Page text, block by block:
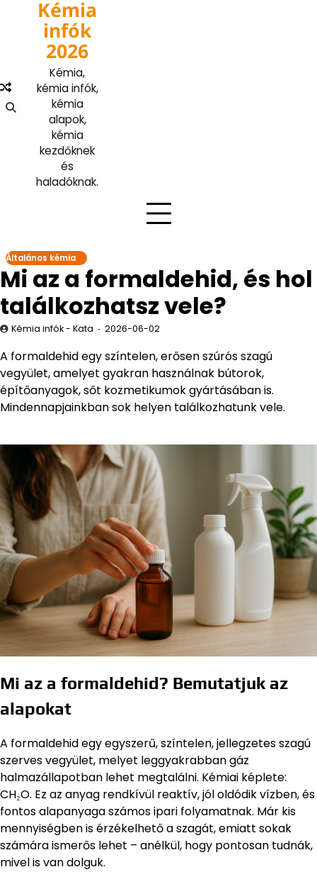
Kémia
infók
2026
Kémia,
kémia infók,
kémia
alapok,
kémia
kezdőknek
és
haladóknak.
Általános kémia
Mi az a formaldehid, és hol
találkozhatsz vele?
Kémia infók - Kata 2026-06-02
A formaldehid egy színtelen, erősen szúrós szagú
vegyület, amelyet gyakran használnak bútorok,
építőanyagok, sőt kozmetikumok gyártásában is.
Mindennapjainkban sok helyen találkozhatunk vele.
Mi az a formaldehid? Bemutatjuk az
alapokat
A formaldehid egy egyszerű, színtelen, jellegzetes szagú
szerves vegyület, melyet leggyakrabban gáz
halmazállapotban lehet megtalálni. Kémiai képlete:
CH₂O. Ez az anyag rendkívül reaktív, jól oldódik vízben, és
fontos alapanyaga számos ipari folyamatnak. Már kis
mennyiségben is érzékelhető a szagát, emiatt sokak
számára ismerős lehet – anélkül, hogy pontosan tudnák,
mivel is van dolguk.